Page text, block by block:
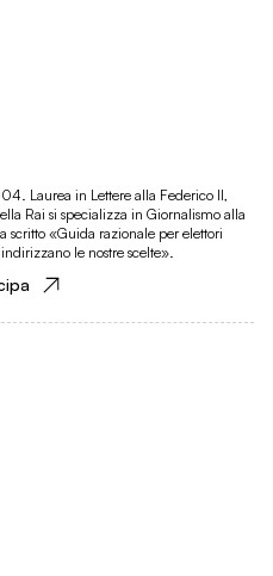
Laurea in Lettere alla Federico II,
Rai si specializza in Giornalismo alla
scritto «Guida razionale per elettori
le nostre scelte».